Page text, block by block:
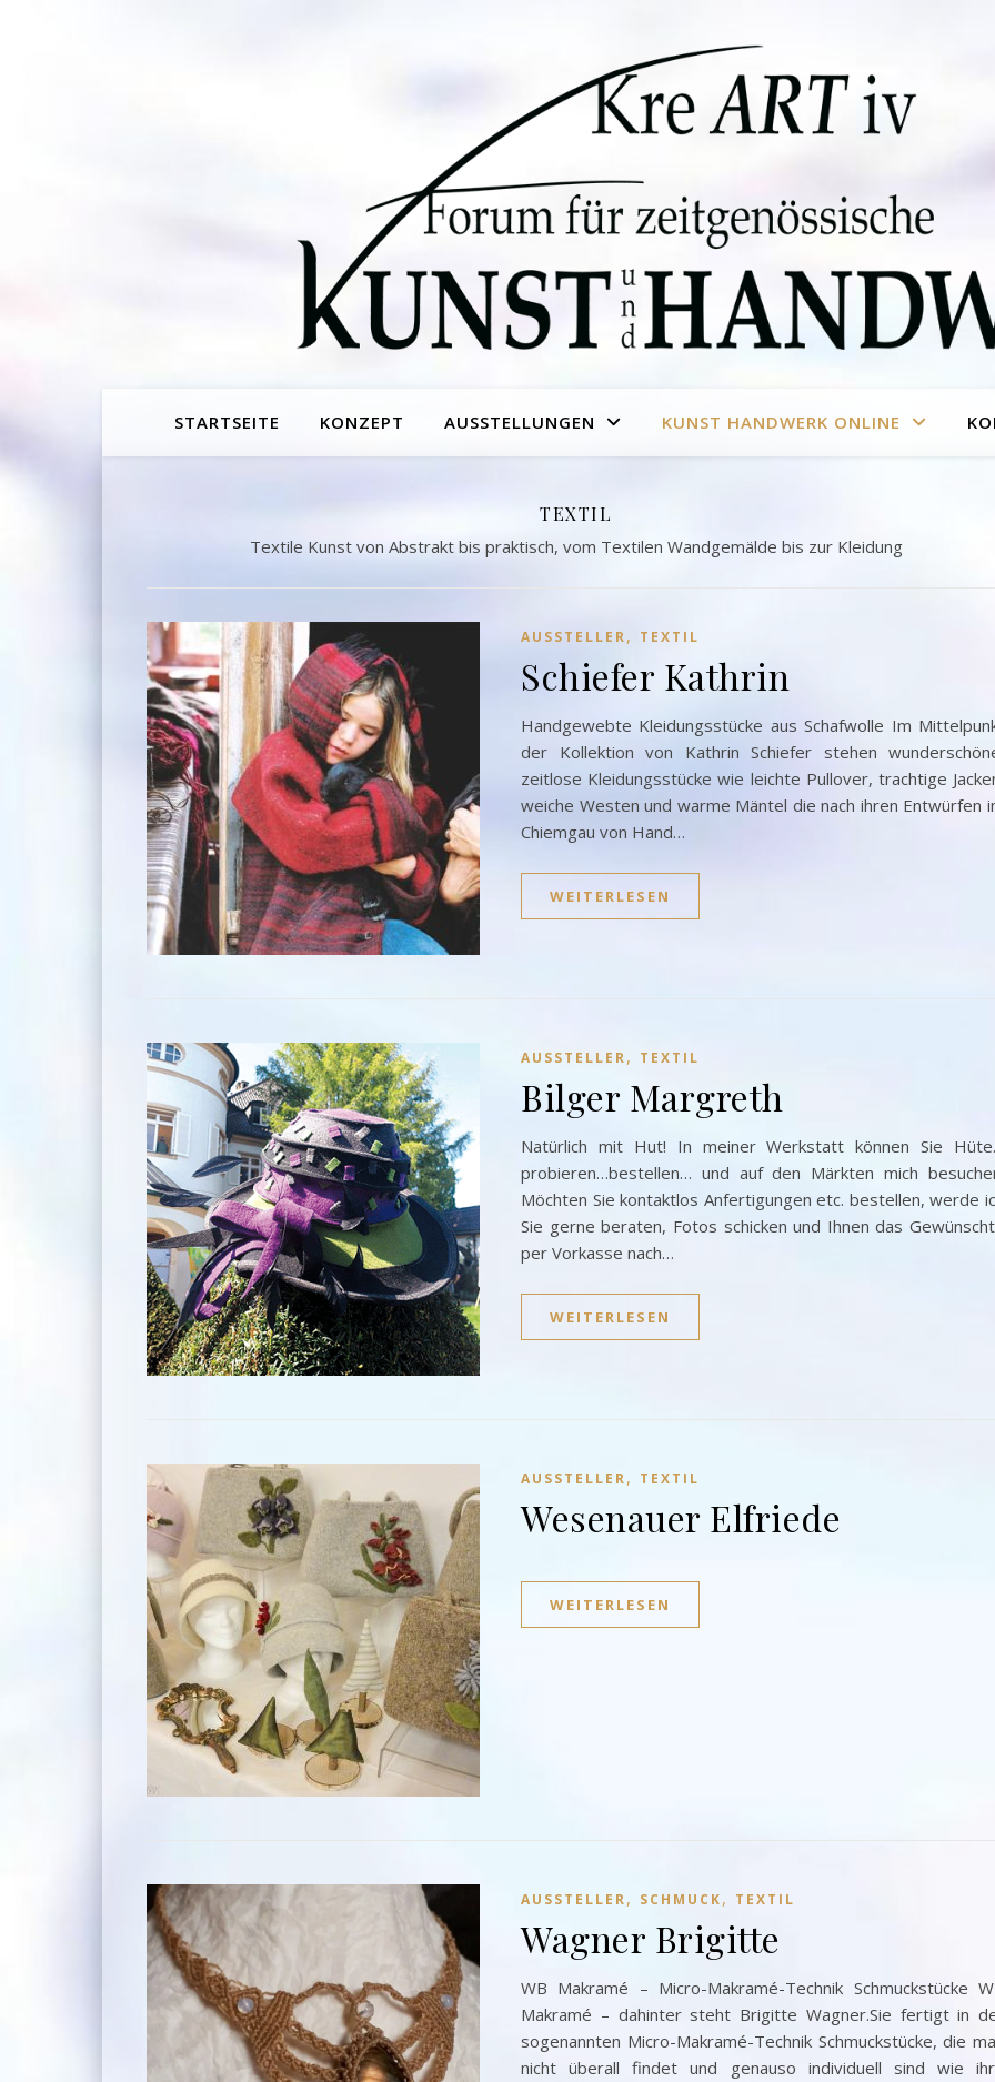
STARTSEITE KONZEPT AUSSTELLUNGEN KUNST HANDWERK ONLINE
TEXTIL
Textile Kunst von Abstrakt bis praktisch, vom Textilen Wandgemälde bis zur Kleidung
AUSSTELLER, TEXTIL
Schiefer Kathrin
Handgewebte Kleidungsstücke aus Schafwolle Im
der Kollektion von Kathrin Schiefer stehen
zeitlose Kleidungsstücke wie leichte Pullover, trachtige
weiche Westen und warme Mäntel die nach ihren Entwürfen
Chiemgau von Hand…
WEITERLESEN
AUSSTELLER, TEXTIL
Bilger Margreth
Natürlich mit Hut! In meiner Werkstatt können Sie
probieren…bestellen… und auf den Märkten mich
Möchten Sie kontaktlos Anfertigungen etc. bestellen, werde
Sie gerne beraten, Fotos schicken und Ihnen das
per Vorkasse nach…
WEITERLESEN
AUSSTELLER, TEXTIL
Wesenauer Elfriede
WEITERLESEN
AUSSTELLER, SCHMUCK, TEXTIL
Wagner Brigitte
WB Makramé – Micro-Makramé-Technik Schmuckstücke
Makramé – dahinter steht Brigitte Wagner.Sie fertigt in
sogenannten Micro-Makramé-Technik Schmuckstücke, die
nicht überall findet und genauso individuell sind wie